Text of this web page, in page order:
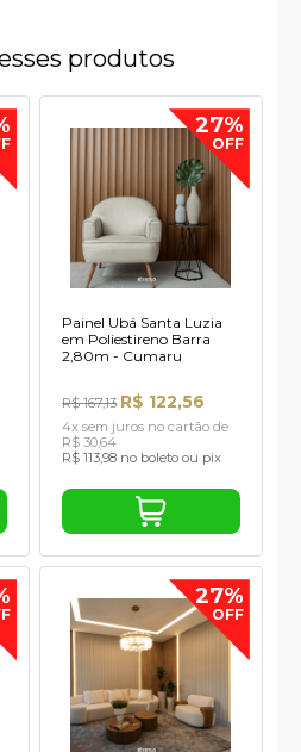
produtos
27%
OFF
Painel Ubá Santa Luzia
em Poliestireno Barra
2,80m - Cumaru
R$ 167,13 R$ 122,56
4x sem juros no cartão de
R$ 30,64
R$ 113,98 no boleto ou pix
27%
OFF